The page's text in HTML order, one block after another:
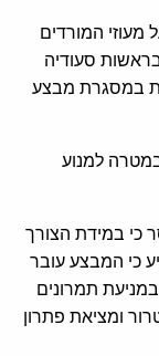
מעוזי המורדים
סעודיה
במסגרת מבצע
למנוע
כי במידת הצורך
כי המבצע עובר
תמרונים
ומציאת פתרון